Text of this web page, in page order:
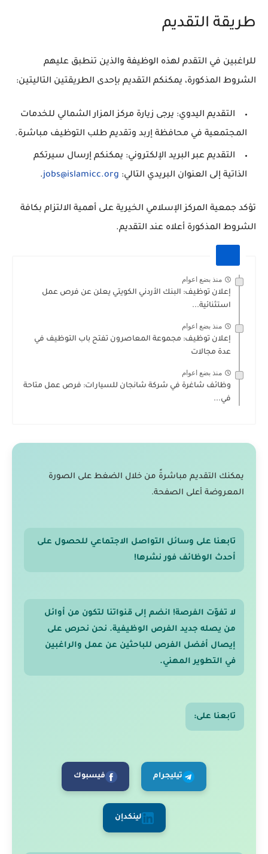
طريقة التقديم
للراغبين في التقدم لهذه الوظيفة والذين تنطبق عليهم
الشروط المذكورة، يمكنكم التقديم بإحدى الطريقتين التاليتين:
التقديم اليدوي: يرجى زيارة مركز المزار الشمالي للخدمات
المجتمعية في محافظة إربد وتقديم طلب التوظيف مباشرة.
التقديم عبر البريد الإلكتروني: يمكنكم إرسال سيرتكم
الذاتية إلى العنوان البريدي التالي: jobs@islamicc.org
.
تؤكد جمعية المركز الإسلامي الخيرية على أهمية الالتزام بكافة
الشروط المذكورة أعلاه عند التقديم.
منذ بضع اعوام
إعلان توظيف: البنك الأردني الكويتي يعلن عن فرص عمل
استثنائية...
منذ بضع اعوام
إعلان توظيف: مجموعة المعاصرون تفتح باب التوظيف في
عدة مجالات
منذ بضع اعوام
وظائف شاغرة في شركة شانجان للسيارات: فرص عمل متاحة
في...
يمكنك التقديم مباشرةً من خلال الضغط على الصورة
المعروضة أعلى الصفحة.
تابعنا على وسائل التواصل الاجتماعي للحصول على
أحدث الوظائف فور نشرها!
لا تفوّت الفرصة! انضم إلى قنواتنا لتكون من أوائل
من يصله جديد الفرص الوظيفية. نحن نحرص على
إيصال أفضل الفرص للباحثين عن عمل والراغبين
في التطوير المهني.
تابعنا على:
تيليجرام فيسبوك
لينكدإن